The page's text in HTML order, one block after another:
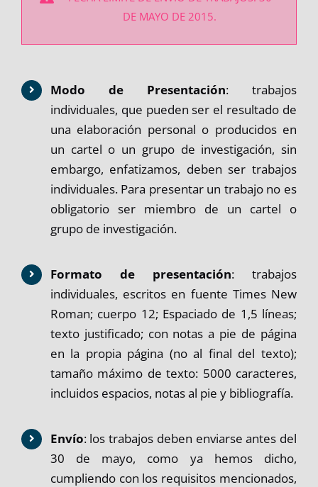
DE MAYO DE 2015.
Modo de Presentación: trabajos
individuales, que pueden ser el resultado de
una elaboración personal o producidos en
un cartel o un grupo de investigación, sin
embargo, enfatizamos, deben ser trabajos
individuales. Para presentar un trabajo no es
obligatorio ser miembro de un cartel o
grupo de investigación.
Formato de presentación: trabajos
individuales, escritos en fuente Times New
Roman; cuerpo 12; Espaciado de 1,5 líneas;
texto justificado; con notas a pie de página
en la propia página (no al final del texto);
tamaño máximo de texto: 5000 caracteres,
incluidos espacios, notas al pie y bibliografía.
Envío: los trabajos deben enviarse antes del
30 de mayo, como ya hemos dicho,
cumpliendo con los requisitos mencionados,